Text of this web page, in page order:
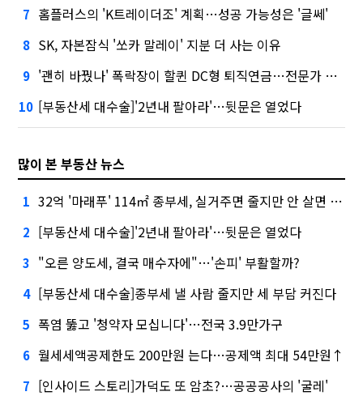
7 홈플러스의 'K트레이더조' 계획…성공 가능성은 '글쎄'
8 SK, 자본잠식 '쏘카 말레이' 지분 더 사는 이유
9 '괜히 바꿨나' 폭락장이 할퀸 DC형 퇴직연금…전문가 조언은
10 [부동산세 대수술]'2년내 팔아라'…뒷문은 열었다
많이 본 부동산 뉴스
1 32억 '마래푸' 114㎡ 종부세, 실거주면 줄지만 안 살면 2.5배
2 [부동산세 대수술]'2년내 팔아라'…뒷문은 열었다
3 "오른 양도세, 결국 매수자에"…'손피' 부활할까?
4 [부동산세 대수술]종부세 낼 사람 줄지만 세 부담 커진다
5 폭염 뚫고 '청약자 모십니다'…전국 3.9만가구
6 월세세액공제한도 200만원 는다…공제액 최대 54만원↑
7 [인사이드 스토리]가덕도 또 암초?…공공공사의 '굴레'